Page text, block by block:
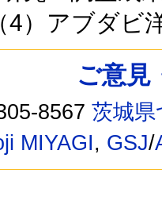
4）アブダビ
ご意見
8567茨城
MIYAGI, GSJ/